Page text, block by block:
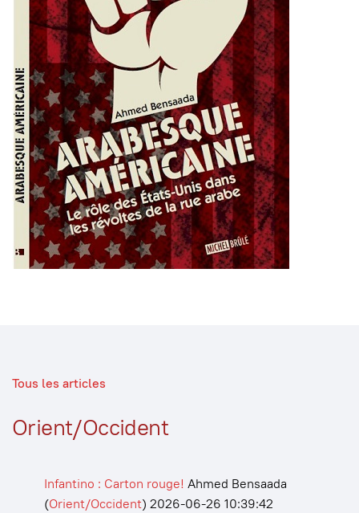
Tous les articles
Orient/Occident
Infantino : Carton rouge! Ahmed Bensaada
(Orient/Occident) 2026-06-26 10:39:42